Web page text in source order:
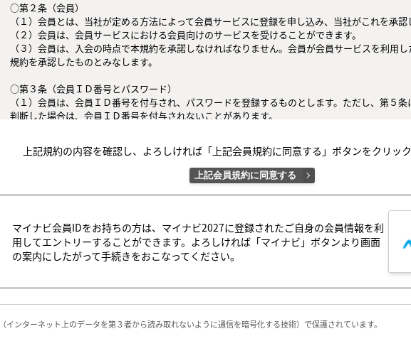
○第２条（会員）
（１）会員とは、当社が定める方法によって会員サービスに登録を申し込み、当社がこれを承認
（２）会員は、会員サービスにおける会員向けのサービスを受けることができます。
（３）会員は、入会の時点で本規約を承諾しなければなりません。会員が会員サービスを利用
規約を承認したものとみなします。
○第３条（会員ＩＤ番号とパスワード）
（１）会員は、会員ＩＤ番号を付与され、パスワードを登録するものとします。ただし、第５
判断した場合は、会員ＩＤ番号を付与されないことがあります。
者による不正使用等については、当社は一切の責任を負わないものとします。
（１）会員サービスの提供期間は、2025年2月1日～2027年3月31日（予定）とします。
（２）当社は、会員への事前の通知なくして、会員サービスを変更、中断、中止することがあ
するものとします。
（３）会員は、システム障害などの事情により、会員サービス機能に支障が生じ、または会員サ
の可能性があることを承諾するものとします。
会員は以下の行為を行なわないものとします。
（１）他の会員、当社または第三者の著作権、肖像権、その他知的所有権を侵害する行為
（２）他の会員、当社または第三者の財産、信用、名誉、プライバシー、その他人権等を侵害す
（３）他の会員、当社または第三者を差別、批判、攻撃、誹謗中傷する行為
上記規約の内容を確認し、よろしければ「上記会員規約に同意する」ボタンをクリック
上記会員規約に同意する
マイナビ会員IDをお持ちの方は、マイナビ2027に登録されたご自身の会員情報を利
用してエントリーすることができます。よろしければ「マイナビ」ボタンより画面
の案内にしたがって手続きをおこなってください。
インターネット上のデータを第３者から読み取れないように通信を暗号化する技術）で保護されています。